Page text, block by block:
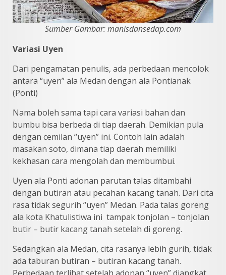
Sumber Gambar: manisdansedap.com
Variasi Uyen
Dari pengamatan penulis, ada perbedaan mencolok
antara “uyen” ala Medan dengan ala Pontianak
(Ponti)
Nama boleh sama tapi cara variasi bahan dan
bumbu bisa berbeda di tiap daerah. Demikian pula
dengan cemilan “uyen” ini. Contoh lain adalah
masakan soto, dimana tiap daerah memiliki
kekhasan cara mengolah dan membumbui.
Uyen ala Ponti adonan parutan talas ditambahi
dengan butiran atau pecahan kacang tanah. Dari cita
rasa tidak segurih “uyen” Medan. Pada talas goreng
ala kota Khatulistiwa ini tampak tonjolan – tonjolan
butir – butir kacang tanah setelah di goreng.
Sedangkan ala Medan, cita rasanya lebih gurih, tidak
ada taburan butiran – butiran kacang tanah.